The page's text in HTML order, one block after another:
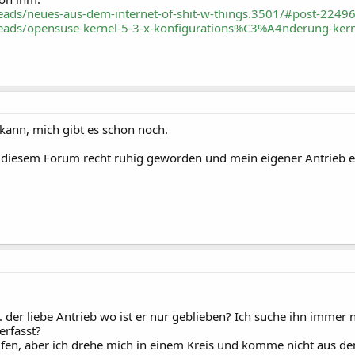
neues-aus-dem-internet-of-shit-w-things.3501/#post-22496
opensuse-kernel-5-3-x-konfigurations%C3%A4nderung-
mich gibt es schon noch.
Forum recht ruhig geworden und mein eigener Antrieb
der liebe Antrieb wo ist er nur geblieben? Ich suche ihn immer
aber ich drehe mich in einem Kreis und komme nicht aus